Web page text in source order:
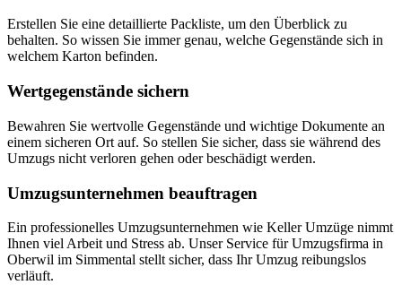
Erstellen Sie eine detaillierte Packliste, um den Überblick zu
behalten. So wissen Sie immer genau, welche Gegenstände sich in
welchem Karton befinden.
Wertgegenstände sichern
Bewahren Sie wertvolle Gegenstände und wichtige Dokumente an
einem sicheren Ort auf. So stellen Sie sicher, dass sie während des
Umzugs nicht verloren gehen oder beschädigt werden.
Umzugsunternehmen beauftragen
Ein professionelles Umzugsunternehmen wie Keller Umzüge nimmt
Ihnen viel Arbeit und Stress ab. Unser Service für Umzugsfirma in
Oberwil im Simmental stellt sicher, dass Ihr Umzug reibungslos
verläuft.